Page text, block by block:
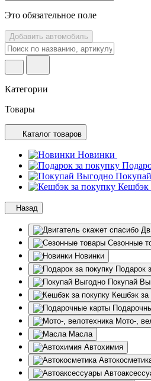
Это обязательное поле
Добавить автомобиль
Категории
Товары
Каталог товаров
Новинки
Кешбэк
Назад
Сезонные
Новинки
Подарок
Покупай
Кешбэк за
Мото-,
Масла
Автохимия